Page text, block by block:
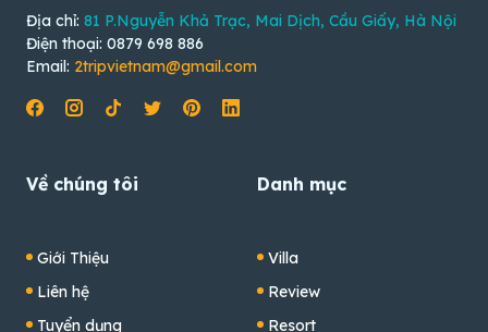
Địa chỉ: 81 P.Nguyễn Khả Trạc, Mai Dịch, Cầu Giấy, Hà Nội
Điện thoại: 0879 698 886
Email: 2tripvietnam@gmail.com
Về chúng tôi
Giới Thiệu
Liên hệ
Tuyển dụng
Danh mục
Villa
Review
Resort